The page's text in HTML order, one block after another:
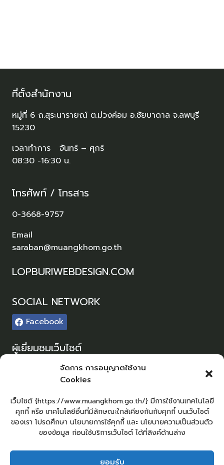
จัดการ การอนุญาตใช้งาน
Cookies
เว็บไซต์ {https://www.muangkhom.go.th/} มีการใช้งานเทคโนโลยี
คุกกี้ หรือ เทคโนโลยีอื่นที่มีลักษณะใกล้เคียงกันกับคุกกี้ บนเว็บไซต์
ของเรา โปรดศึกษา นโยบายการใช้คุกกี้ และ นโยบายความเป็นส่วนตัว
ของข้อมูล ก่อนใช้บริการเว็บไซต์ ได้ที่ลิงค์ด้านล่าง
ยอมรับ
ที่ตั้งสำนักงาน
หมู่ที่ 6 ถ.สุระนารายณ์ ต.ม่วงค่อม อ.ชัยบาดาล จ.ลพบุรี
15230
เวลาทำการ จันทร์ – ศุกร์
08:30 -16:30 น.
โทรศัพท์ / โทรสาร
0-3668-9757
Email
saraban@muangkhom.go.th
LOPBURIWEBDESIGN.COM
SOCIAL NETWORK
Facebook
ผู้เยี่ยมชมเว็บไซต์
0
แผนผังเว็บไซต์
Login
เข้าสู่ระบบ